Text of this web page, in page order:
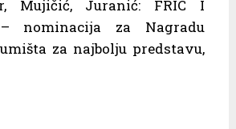
Mujičić, Juranić: FRIC I
– nominacija za Nagradu
za najbolju predstavu,